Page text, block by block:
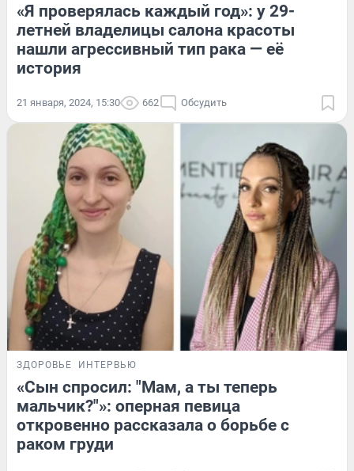
«Я проверялась каждый год»: у 29-
летней владелицы салона красоты
нашли агрессивный тип рака — её
история
21 января, 2024, 15:30 662 Обсудить
ЗДОРОВЬЕ ИНТЕРВЬЮ
«Сын спросил: "Мам, а ты теперь
мальчик?"»: оперная певица
откровенно рассказала о борьбе с
раком груди